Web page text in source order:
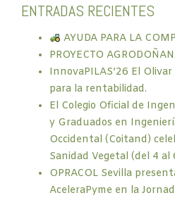
ENTRADAS RECIENTES
AYUDA PARA LA
PROYECTO
InnovaPILAS’26 El
para la rentabilidad.
El Colegio Oficial de
y Graduados en
Occidental (Coitand)
Sanidad Vegetal (del 4 al
OPRACOL Sevilla
AceleraPyme en la